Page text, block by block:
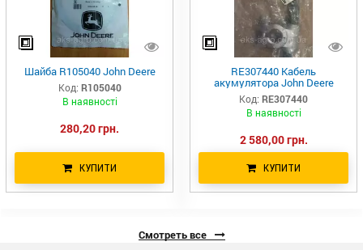
Шайба R105040 John Deere
Код: R105040
В наявності
280,20 грн.
КУПИТИ
RE307440 Кабель
акумулятора John Deere
Код: RE307440
В наявності
2 580,00 грн.
КУПИТИ
Смотреть все